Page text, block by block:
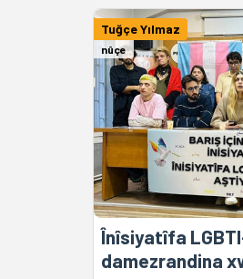
Tuğçe Yılmaz
nûçe
Înîsiyatîfa
damezrandina